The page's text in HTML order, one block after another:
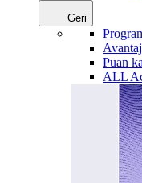
Geri
Puan
ALL